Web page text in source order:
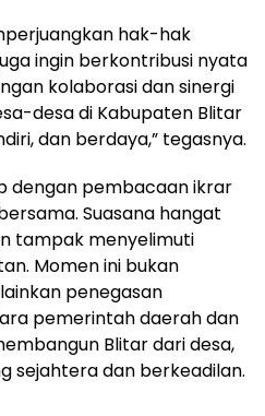
hak-hak
ingin berkontribusi nyata
kolaborasi dan sinergi
desa di Kabupaten Blitar
dan berdaya,” tegasnya.
dengan pembacaan ikrar
Suasana hangat
tampak menyelimuti
Momen ini bukan
penegasan
pemerintah daerah dan
Blitar dari desa,
sejahtera dan berkeadilan.